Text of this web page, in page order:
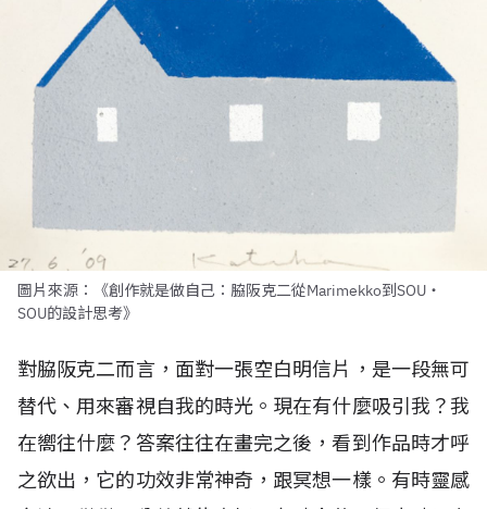
圖片來源：《創作就是做自己：脇阪克二從Marimekko到SOU・
SOU的設計思考》
對脇阪克二而言，面對一張空白明信片，是一段無可
替代、用來審視自我的時光。現在有什麼吸引我？我
在嚮往什麼？答案往往在畫完之後，看到作品時才呼
之欲出，它的功效非常神奇，跟冥想一樣。有時靈感